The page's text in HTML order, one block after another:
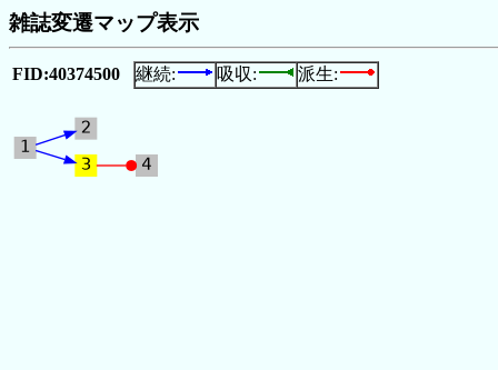
雑誌変遷マップ表示
FID:40374500 継続: 吸収: 派生: